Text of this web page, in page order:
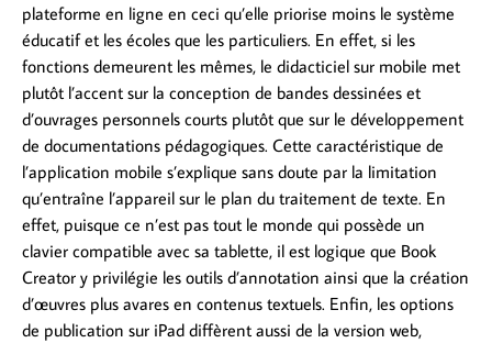
plateforme en ligne en ceci qu’elle priorise moins le système
éducatif et les écoles que les particuliers. En effet, si les
fonctions demeurent les mêmes, le didacticiel sur mobile met
plutôt l’accent sur la conception de bandes dessinées et
d’ouvrages personnels courts plutôt que sur le développement
de documentations pédagogiques. Cette caractéristique de
l’application mobile s’explique sans doute par la limitation
qu’entraîne l’appareil sur le plan du traitement de texte. En
effet, puisque ce n’est pas tout le monde qui possède un
clavier compatible avec sa tablette, il est logique que Book
Creator y privilégie les outils d’annotation ainsi que la création
d’œuvres plus avares en contenus textuels. Enfin, les options
de publication sur iPad diffèrent aussi de la version web,